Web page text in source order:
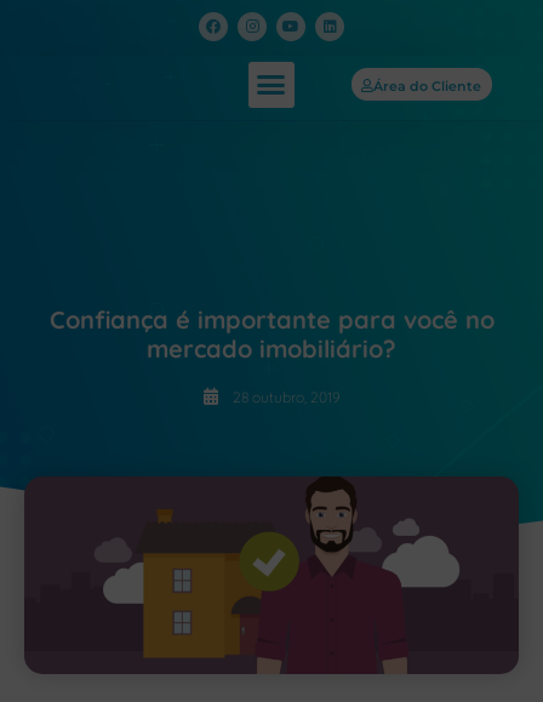
Área do Cliente
Confiança é importante para você no
mercado imobiliário?
28 outubro, 2019